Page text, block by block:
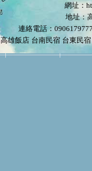
網址：
地址：
連絡電話：
高雄飯店 台南民宿 台東民宿